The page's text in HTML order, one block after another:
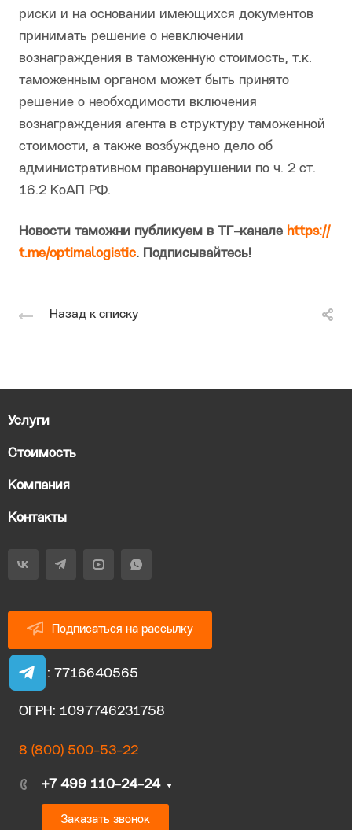
риски и на основании имеющихся документов
принимать решение о невключении
вознаграждения в таможенную стоимость, т.к.
таможенным органом может быть принято
решение о необходимости включения
вознаграждения агента в структуру таможенной
стоимости, а также возбуждено дело об
административном правонарушении по ч. 2 ст.
16.2 КоАП РФ.
Новости таможни публикуем в ТГ-канале https://
t.me/optimalogistic. Подписывайтесь!
Назад к списку
Услуги
Стоимость
Компания
Контакты
Подписаться на рассылку
ИНН: 7716640565
ОГРН: 1097746231758
8 (800) 500-53-22
+7 499 110-24-24
Заказать звонок